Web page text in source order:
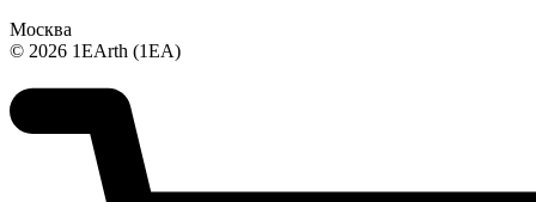
Москва
© 2026 1EArth (1EA)